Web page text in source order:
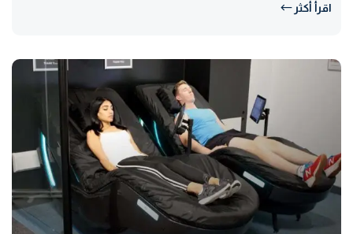
اقرأ أكثر